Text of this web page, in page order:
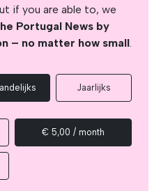
if you are able to, we
Portugal News by
– no matter how small.
Jaarlijks
€ 5,00 / month